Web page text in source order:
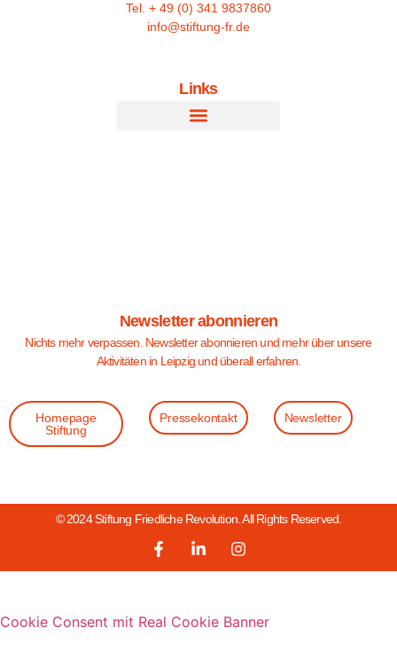
Tel. + 49 (0) 341 9837860
info@stiftung-fr.de
Links
Newsletter abonnieren
Nichts mehr verpassen. Newsletter abonnieren und mehr über unsere
Aktivitäten in Leipzig und überall erfahren.
Homepage
Stiftung
Pressekontakt Newsletter
© 2024 Stiftung Friedliche Revolution. All Rights Reserved.
Cookie Consent mit Real Cookie Banner